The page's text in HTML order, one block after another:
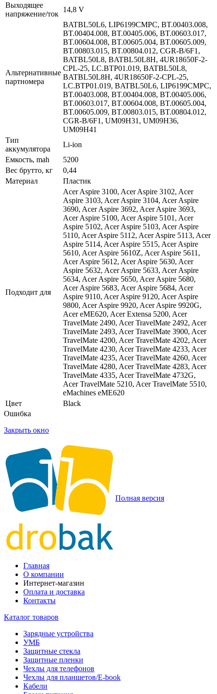
Выходящее
напряжение/ток
14,8 V
Альтернативные
партномера
BATBL50L6, LIP6199CMPC, BT.00403.008,
BT.00404.008, BT.00405.006, BT.00603.017,
BT.00604.008, BT.00605.004, BT.00605.009,
BT.00803.015, BT.00804.012, CGR-B/6F1,
BATBL50L8, BATBL50L8H, 4UR18650F-2-
CPL-25, LC.BTP01.019, BATBL50L8,
BATBL50L8H, 4UR18650F-2-CPL-25,
LC.BTP01.019, BATBL50L6, LIP6199CMPC,
BT.00403.008, BT.00404.008, BT.00405.006,
BT.00603.017, BT.00604.008, BT.00605.004,
BT.00605.009, BT.00803.015, BT.00804.012,
CGR-B/6F1, UM09H31, UM09H36,
UM09H41
Тип
аккумулятора
Li-ion
Емкость, mah
5200
Вес брутто, кг
0,44
Материал
Пластик
Подходит для
Acer Aspire 3100, Acer Aspire 3102, Acer
Aspire 3103, Acer Aspire 3104, Acer Aspire
3690, Acer Aspire 3692, Acer Aspire 3693,
Acer Aspire 5100, Acer Aspire 5101, Acer
Aspire 5102, Acer Aspire 5103, Acer Aspire
5110, Acer Aspire 5112, Acer Aspire 5113, Acer
Aspire 5114, Acer Aspire 5515, Acer Aspire
5610, Acer Aspire 5610Z, Acer Aspire 5611,
Acer Aspire 5612, Acer Aspire 5630, Acer
Aspire 5632, Acer Aspire 5633, Acer Aspire
5634, Acer Aspire 5650, Acer Aspire 5680,
Acer Aspire 5683, Acer Aspire 5684, Acer
Aspire 9110, Acer Aspire 9120, Acer Aspire
9800, Acer Aspire 9920, Acer Aspire 9920G,
Acer eME620, Acer Extensa 5200, Acer
TravelMate 2490, Acer TravelMate 2492, Acer
TravelMate 2493, Acer TravelMate 3900, Acer
TravelMate 4200, Acer TravelMate 4202, Acer
TravelMate 4230, Acer TravelMate 4233, Acer
TravelMate 4235, Acer TravelMate 4260, Acer
TravelMate 4280, Acer TravelMate 4283, Acer
TravelMate 4335, Acer TravelMate 4732G,
Acer TravelMate 5210, Acer TravelMate 5510,
eMachines eME620
Цвет
Black
Ошибка
Закрыть окно
Полная версия
Главная
О компании
Интернет-магазин
Оплата и доставка
Контакты
Каталог товаров
Зарядные устройства
УМБ
Защитные стекла
Защитные пленки
Чехлы для телефонов
Чехлы для планшетов/E-book
Кабели